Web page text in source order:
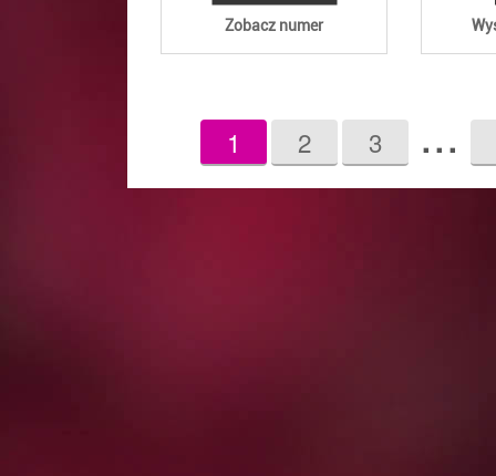
Zobacz numer
1 2 3 ...